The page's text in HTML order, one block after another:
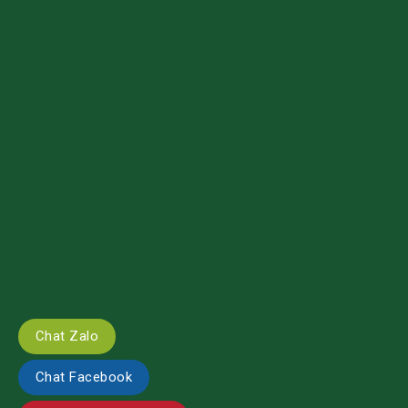
Chat Zalo
Chat Facebook